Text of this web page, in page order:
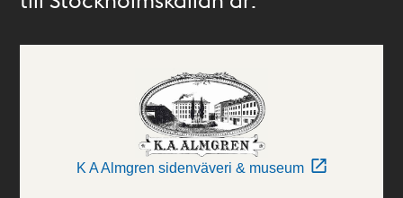
K A Almgren sidenväveri & museum